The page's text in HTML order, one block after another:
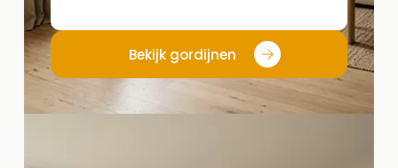
Bekijk gordijnen